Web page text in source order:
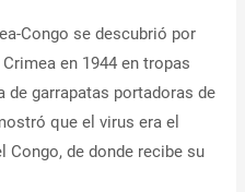
Congo se descubrió por
en 1944 en tropas
de garrapatas portadoras de
que el virus era el
Congo, de donde recibe su